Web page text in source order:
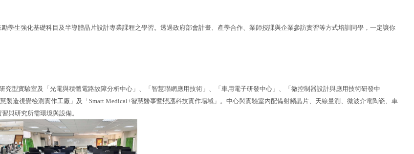
勵學生強化基礎科目及半導體晶片設計專業課程之學習。透過政府部會計畫、產學合作、業師授課與企業參訪實習等方式培訓同學，一定讓你
型實驗室及「光電與積體電路故障分析中心」、「智慧聯網應用技術」、「車用電子研發中心」、「微控制器設計與應用技術研發中
製造視覺檢測實作工廠 」 及「Smart Medical+智慧醫事暨照護科技實作場域 」 。中心與實驗室內配備射頻晶片、天線量測、微波介電陶瓷、車
與研究所需環境與設備。